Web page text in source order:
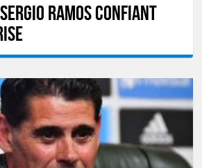
Ramos confiant